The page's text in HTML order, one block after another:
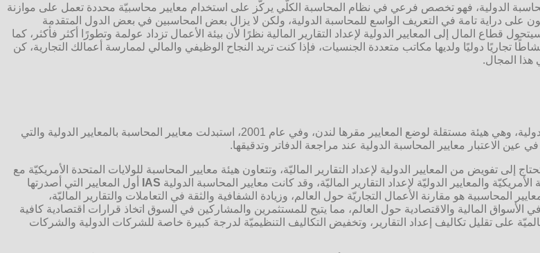
الدولية، فهو تخصص فرعي في نظام المحاسبة الكلّي يركّز على استخدام معايير محاسبيّة محددة تعمل على موازنة
دراية تامة في التعريف الواسع للمحاسبة الدولية، ولكن لا يزال بعض المحاسبين في بعض الدول المتقدمة
قطاع المال إلى المعايير الدولية لإعداد التقارير المالية نظرًا لأن بيئة الأعمال تزداد عولمة وتطورًا أكثر فأكثر، كما
تجاريًا دوليًا ولديها مكاتب متعددة الجنسيات، فإذا كنت تريد النجاح الوظيفي والمالي لممارسة أعمالك التجارية، كن
المجال.
هي معايير محاسبيّة صادرة عن مجلس معايير المحاسبة الدولية، وهي هيئة مستقلة لوضع المعايير مقرها لندن، وفي عام 2001، استبدلت معايير المحاسبة بالمعايير الدولية والتي
الاعتبار معايير المحاسبة الدولية عند مراجعة الدفاتر وتدقيقها.
إلى تفويض من المعايير الدولية لإعداد التقارير الماليّة، وتتعاون هيئة معايير المحاسبة للولايات المتحدة الأمريكيّة مع
IAS
أول المعايير التي أصدرتها
وكان الهدف الرئيسي من هذه المعايير المحاسبية هو مقارنة الأعمال التجاريّة حول العالم، وزيادة الشفافية والثقة في التعاملات والتقارير الماليّة،
الأسواق المالية والاقتصادية حول العالم، مما يتيح للمستثمرين والمشاركين في السوق اتخاذ قرارات اقتصادية كافية
على تقليل تكاليف إعداد التقارير، وتخفيض التكاليف التنظيميّة لدرجة كبيرة خاصة للشركات الدولية والشركات